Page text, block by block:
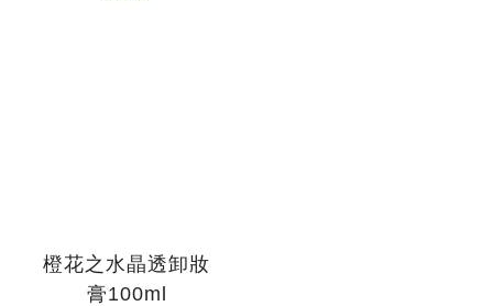
橙花之水晶透卸妝
膏100ml